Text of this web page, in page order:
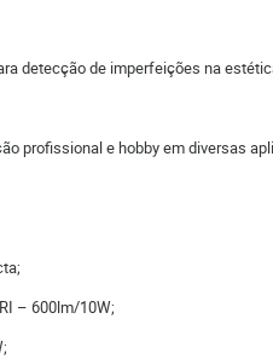
detecção de imperfeições na
profissional e hobby em diversas
– 600lm/10W;